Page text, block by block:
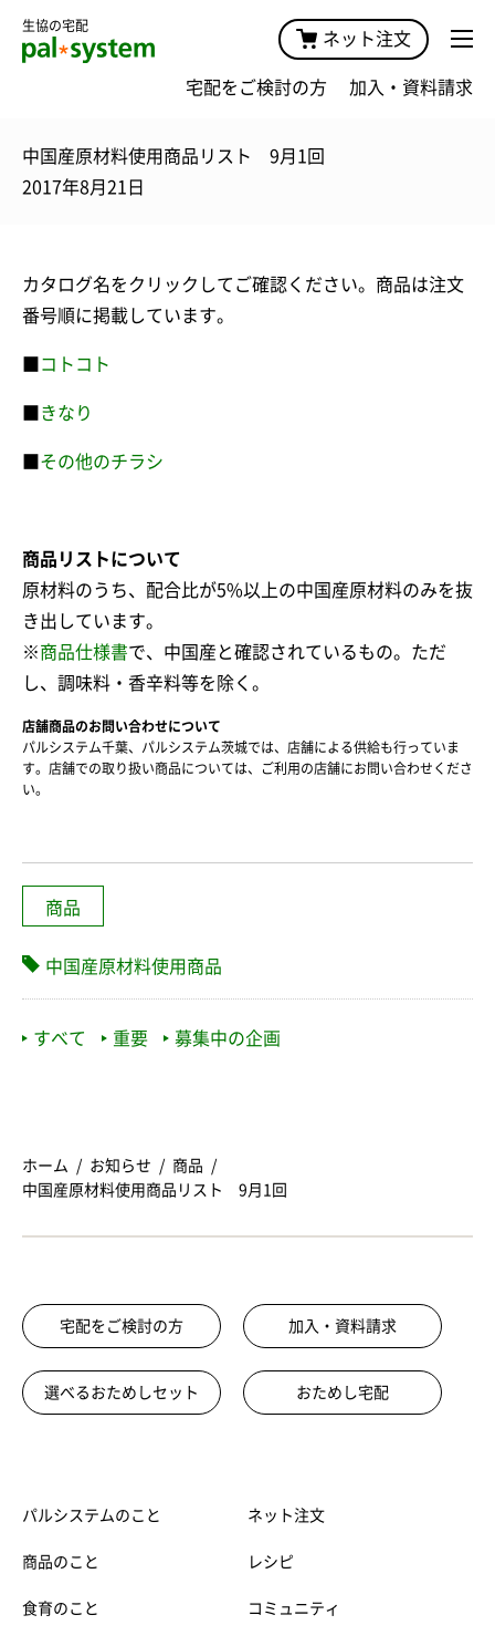
生協の宅配
ネット注文
宅配をご検討の方 加入・資料請求
中国産原材料使用商品リスト 9月1回
2017年8月21日
カタログ名をクリックしてご確認ください。商品は注文
番号順に掲載しています。
コトコト
きなり
その他のチラシ
商品リストについて
原材料のうち、配合比が5%以上の中国産原材料のみを抜
き出しています。
※商品仕様書で、中国産と確認されているもの。ただ
し、調味料・香辛料等を除く。
店舗商品のお問い合わせについて
パルシステム千葉、パルシステム茨城では、店舗による供給も行っていま
す。店舗での取り扱い商品については、ご利用の店舗にお問い合わせくださ
い。
商品
中国産原材料使用商品
すべて 重要 募集中の企画
ホーム お知らせ
商品
中国産原材料使用商品リスト 9月1回
宅配をご検討の方 加入・資料請求
選べるおためしセット おためし宅配
パルシステムのこと
商品のこと
食育のこと
ネット注文
レシピ
コミュニティ